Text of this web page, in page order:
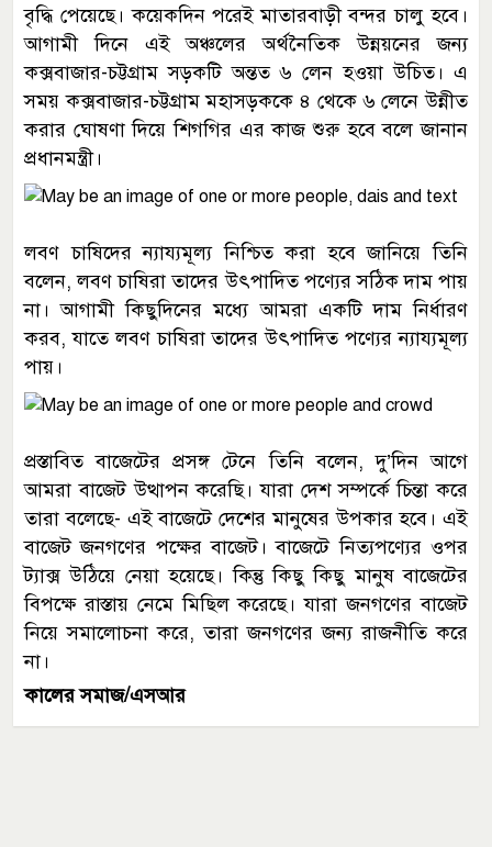
বৃদ্ধি পেয়েছে। কয়েকদিন পরেই মাতারবাড়ী বন্দর চালু হবে।
আগামী দিনে এই অঞ্চলের অর্থনৈতিক উন্নয়নের জন্য
কক্সবাজার-চট্টগ্রাম সড়কটি অন্তত ৬ লেন হওয়া উচিত। এ
সময় কক্সবাজার-চট্টগ্রাম মহাসড়ককে ৪ থেকে ৬ লেনে উন্নীত
করার ঘোষণা দিয়ে শিগগির এর কাজ শুরু হবে বলে জানান
প্রধানমন্ত্রী।
লবণ চাষিদের ন্যায্যমূল্য নিশ্চিত করা হবে জানিয়ে তিনি
বলেন, লবণ চাষিরা তাদের উৎপাদিত পণ্যের সঠিক দাম পায়
না। আগামী কিছুদিনের মধ্যে আমরা একটি দাম নির্ধারণ
করব, যাতে লবণ চাষিরা তাদের উৎপাদিত পণ্যের ন্যায্যমূল্য
পায়।
প্রস্তাবিত বাজেটের প্রসঙ্গ টেনে তিনি বলেন, দু’দিন আগে
আমরা বাজেট উত্থাপন করেছি। যারা দেশ সম্পর্কে চিন্তা করে
তারা বলেছে- এই বাজেটে দেশের মানুষের উপকার হবে। এই
বাজেট জনগণের পক্ষের বাজেট। বাজেটে নিত্যপণ্যের ওপর
ট্যাক্স উঠিয়ে নেয়া হয়েছে। কিন্তু কিছু কিছু মানুষ বাজেটের
বিপক্ষে রাস্তায় নেমে মিছিল করেছে। যারা জনগণের বাজেট
নিয়ে সমালোচনা করে, তারা জনগণের জন্য রাজনীতি করে
না।
কালের সমাজ/এসআর